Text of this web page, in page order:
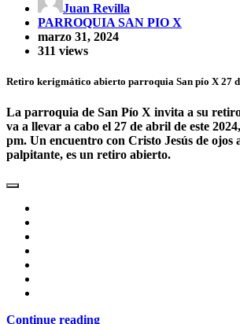
Juan Revilla
PARROQUIA SAN PIO X
marzo 31, 2024
311 views
Retiro kerigmático abierto parroquia San pío X 27
La parroquia de San Pío X invita a su
va a llevar a cabo el 27 de abril de este
pm. Un encuentro con Cristo Jesús de ojos
palpitante, es un retiro abierto.
Continue reading